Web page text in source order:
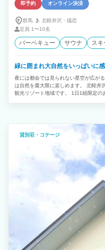
即予約 オンライン決済
群馬 北軽井沢・ 嬬恋
定員 1〜10名
バーベキュー サウナ スキ
緑に囲まれ大自然をいっぱいに
夜には都会では見られない星空が広が
は自然を最大限に楽しめます。 北軽井
観光リゾート地域です。 1日1組限定の
貸別荘・コテージ